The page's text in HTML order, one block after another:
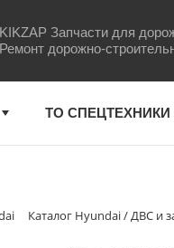
KIKZAP Запчасти для
Ремонт дорожно-
ТО СПЕЦТЕХНИКИ
Каталог Hyundai / ДВС и